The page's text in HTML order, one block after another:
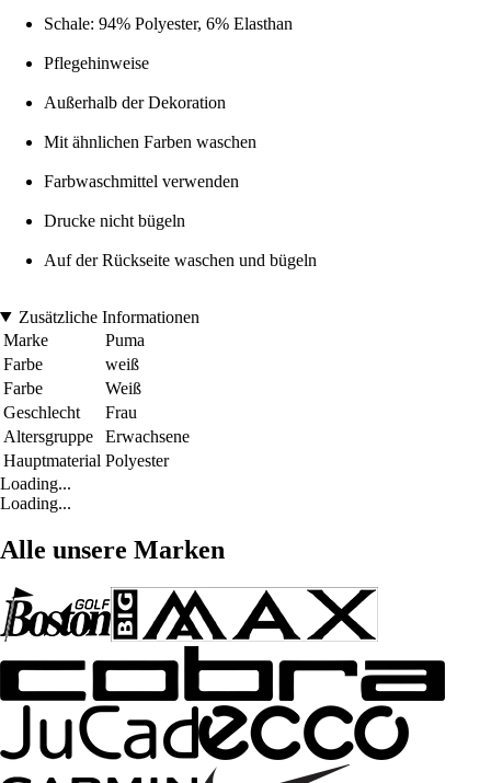
Schale: 94% Polyester, 6% Elasthan
Pflegehinweise
Außerhalb der Dekoration
Mit ähnlichen Farben waschen
Farbwaschmittel verwenden
Drucke nicht bügeln
Auf der Rückseite waschen und bügeln
Zusätzliche Informationen
Marke
Puma
Farbe
weiß
Farbe
Weiß
Geschlecht
Frau
Altersgruppe
Erwachsene
Hauptmaterial Polyester
Loading...
Loading...
Alle unsere Marken